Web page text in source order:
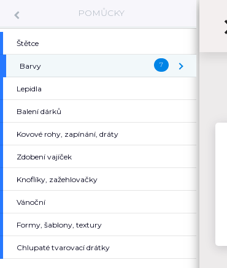
POMŮCKY
Štětce
7 ( Barvy )
Barvy
Lepidla
Balení dárků
Kovové rohy, zapínání, dráty
Zdobení vajíček
Knoflíky, zažehlovačky
Vánoční
Formy, šablony, textury
Chlupaté tvarovací drátky